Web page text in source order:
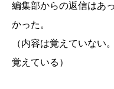
編集部からの返信はあ
かった。
（内容は覚えていない
覚えている）